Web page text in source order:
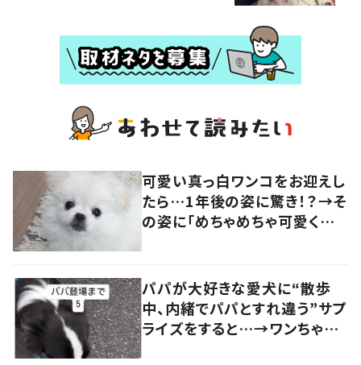
可愛い真っ白ワンコをお迎えし
たら…1年後の姿に驚き！？→そ
の姿に「めちゃめちゃ可愛くて
パパが大好きな愛犬に“散歩
中、内緒でパパとすれ違う”サプ
ライズをすると…→ワンちゃん